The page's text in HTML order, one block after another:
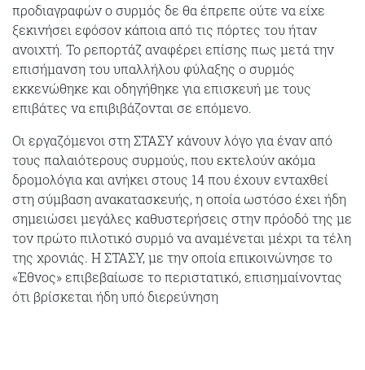
προδιαγραφών ο συρμός δε θα έπρεπε ούτε να είχε
ξεκινήσει εφόσον κάποια από τις πόρτες του ήταν
ανοιχτή. Το ρεπορτάζ αναφέρει επίσης πως μετά την
επισήμανση του υπαλλήλου φύλαξης ο συρμός
εκκενώθηκε και οδηγήθηκε για επισκευή με τους
επιβάτες να επιβιβάζονται σε επόμενο.
Οι εργαζόμενοι στη ΣΤΑΣΥ κάνουν λόγο για έναν από
τους παλαιότερους συρμούς, που εκτελούν ακόμα
δρομολόγια και ανήκει στους 14 που έχουν ενταχθεί
στη σύμβαση ανακατασκευής, η οποία ωστόσο έχει ήδη
σημειώσει μεγάλες καθυστερήσεις στην πρόοδό της με
τον πρώτο πιλοτικό συρμό να αναμένεται μέχρι τα τέλη
της χρονιάς. Η ΣΤΑΣΥ, με την οποία επικοινώνησε το
«Έθνος» επιβεβαίωσε το περιστατικό, επισημαίνοντας
ότι βρίσκεται ήδη υπό διερεύνηση